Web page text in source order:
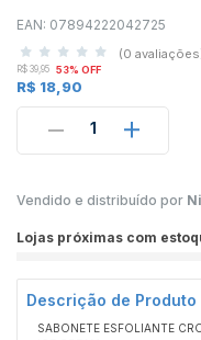
EAN: 07894222042725
(0
R$ 39,95 53% OFF
R$ 18,90
1
Vendido e distribuído por
Lojas próximas com
Descrição de Produto
SABONETE ESFOLIANTE